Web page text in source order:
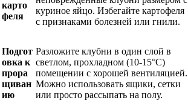
карто
феля
куриное яйцо. Избегайте картофеля
с признаками болезней или гнили.
Подгот
овка к
прора
щиван
ию
Разложите клубни в один слой в
светлом, прохладном (10-15°C)
помещении с хорошей вентиляцией.
Можно использовать ящики, сетки
или просто рассыпать на полу.